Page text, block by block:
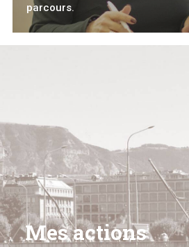
parcours.
Mes actions